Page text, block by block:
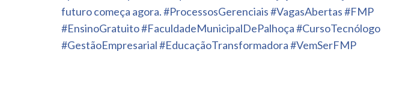
futuro começa agora. #ProcessosGerenciais #VagasAbertas #FMP
#EnsinoGratuito #FaculdadeMunicipalDePalhoça #CursoTecnólogo
#GestãoEmpresarial #EducaçãoTransformadora #VemSerFMP